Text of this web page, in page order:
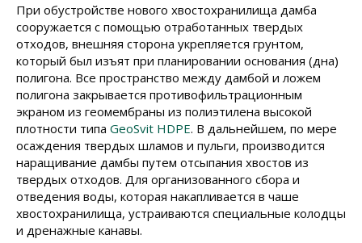
При обустройстве нового хвостохранилища дамба
сооружается с помощью отработанных твердых
отходов, внешняя сторона укрепляется грунтом,
который был изъят при планировании основания (дна)
полигона. Все пространство между дамбой и ложем
полигона закрывается противофильтрационным
экраном из геомембраны из полиэтилена высокой
плотности типа GeoSvit HDPE. В дальнейшем, по мере
осаждения твердых шламов и пульги, производится
наращивание дамбы путем отсыпания хвостов из
твердых отходов. Для организованного сбора и
отведения воды, которая накапливается в чаше
хвостохранилища, устраиваются специальные колодцы
и дренажные канавы.